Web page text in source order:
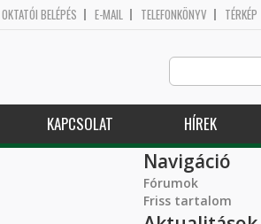
OKTATÓI BELÉPÉS E-MAIL TELEFONKÖNYV TÉRKÉP
KAPCSOLAT HÍREK
Navigáció
Fórumok
Friss tartalom